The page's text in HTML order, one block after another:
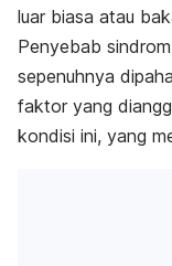
luar biasa atau
Penyebab
sepenuhnya
faktor yang
kondisi ini, yang